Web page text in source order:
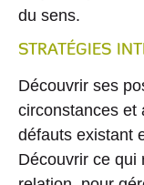
du sens.
STRATÉGIES
Découvrir ses
circonstances et
défauts existant
Découvrir ce qui